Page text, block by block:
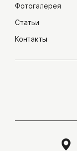
Фотогалерея
Статьи
Контакты